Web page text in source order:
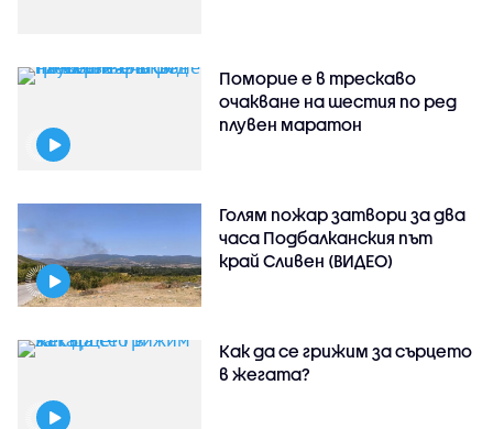
Поморие е в трескаво
очакване на шестия по ред
плувен маратон
Голям пожар затвори за два
часа Подбалканския път
край Сливен (ВИДЕО)
Как да се грижим за сърцето
в жегата?